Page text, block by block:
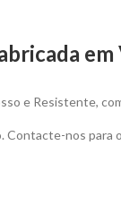
e Resistente,
Contacte-nos